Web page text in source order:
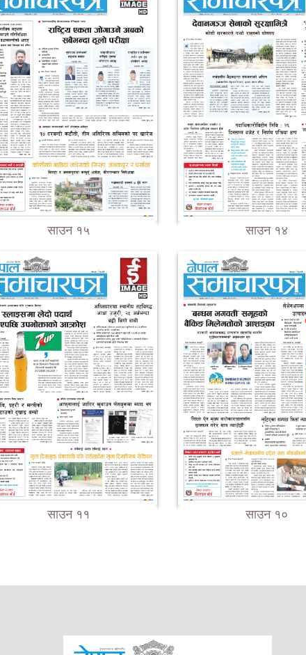
साउन १५ साउन १४
साउन ११ साउन १०